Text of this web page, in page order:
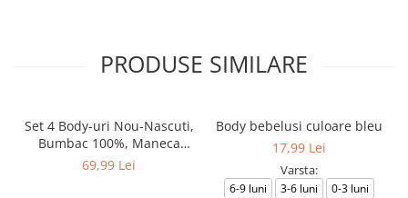
PRODUSE SIMILARE
Set 4 Body-uri Nou-Nascuti,
Bumbac 100%, Maneca
Lunga, Esentiale pentru
69,99 Lei
Body bebelusi culoare bleu
17,99 Lei
Varsta:
6-9 luni 3-6 luni 0-3 luni